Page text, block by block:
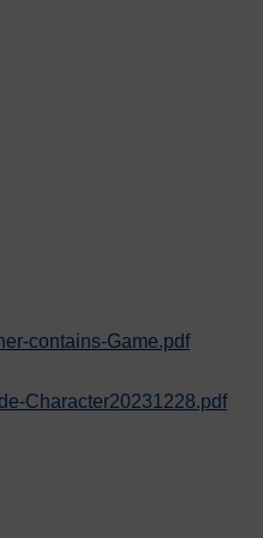
contains-Game.pdf
Character20231228.pdf